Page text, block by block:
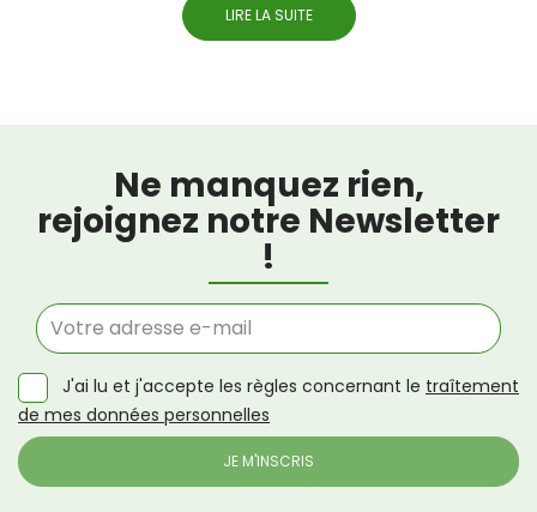
LIRE LA SUITE
Ne manquez rien,
rejoignez notre Newsletter
!
J'ai lu et j'accepte les règles concernant le traîtement
de mes données personnelles